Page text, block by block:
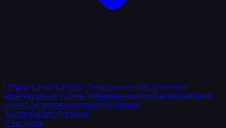
Открыть раздел Услуги Тонирование авто Установка
архитектурных пленок Установка защитной антигравийной
пленки Установка интерьерной пленки
Акции Оплата Доставка
О магазине